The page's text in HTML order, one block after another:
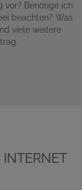
vor? Benötige ich
beachten? Was
viele weitere